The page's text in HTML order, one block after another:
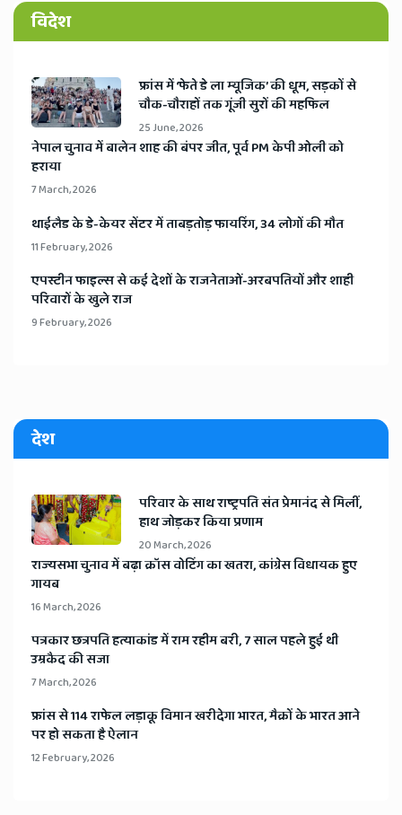
विदेश
​फ्रांस में ‘फेते डे ला म्यूजिक’ की धूम, सड़कों से
चौक-चौराहों तक गूंजी सुरों की महफिल
25 June, 2026
​नेपाल चुनाव में बालेन शाह की बंपर जीत, पूर्व PM केपी ओली को
हराया
7 March, 2026
​थाईलैड के डे-केयर सेंटर में ताबड़तोड़ फायरिंग, 34 लोगों की मौत
11 February, 2026
​एपस्टीन फाइल्स से कई देशों के राजनेताओं-अरबपतियों और शाही
परिवारों के खुले राज
9 February, 2026
देश
​परिवार के साथ राष्ट्रपति संत प्रेमानंद से मिलीं,
हाथ जोड़कर किया प्रणाम
20 March, 2026
​राज्यसभा चुनाव में बढ़ा क्रॉस वोटिंग का खतरा, कांग्रेस विधायक हुए
गायब
16 March, 2026
​पत्रकार छत्रपति हत्याकांड में राम रहीम बरी, 7 साल पहले हुई थी
उम्रकैद की सजा
7 March, 2026
​फ्रांस से 114 राफेल लड़ाकू विमान खरीदेगा भारत, मैक्रों के भारत आने
पर हो सकता है ऐलान
12 February, 2026